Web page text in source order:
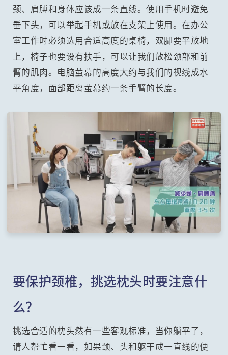
颈、肩膊和身体应该成一条直线。使用手机时避免
垂下头，可以举起手机或放在支架上使用。在办公
室工作时必须选用合适高度的桌椅，双脚要平放地
上，椅子也要设有扶手，可以让我们放松颈部和前
臂的肌肉。电脑萤幕的高度大约与我们的视线成水
平角度，面部距离萤幕约一条手臂的长度。
要保护颈椎，挑选枕头时要注意什
么？
挑选合适的枕头然有一些客观标准，当你躺平了，
请人帮忙看一看，如果颈、头和躯干成一直线的便